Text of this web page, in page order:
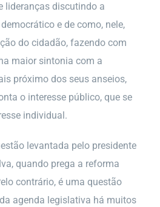
lideranças discutindo a
e de como, nele,
do cidadão, fazendo com
maior sintonia com a
próximo dos seus anseios,
o interesse público, que se
individual.
levantada pelo presidente
quando prega a reforma
contrário, é uma questão
agenda legislativa há muitos